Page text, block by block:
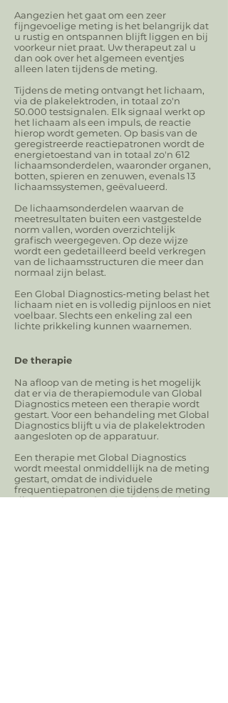
Aangezien het gaat om een zeer
fijngevoelige meting is het belangrijk dat
u rustig en ontspannen blijft liggen en bij
voorkeur niet praat. Uw therapeut zal u
dan ook over het algemeen eventjes
alleen laten tijdens de meting.
Tijdens de meting ontvangt het lichaam,
via de plakelektroden, in totaal zo'n
50.000 testsignalen. Elk signaal werkt op
het lichaam als een impuls, de reactie
hierop wordt gemeten. Op basis van de
geregistreerde reactiepatronen wordt de
energietoestand van in totaal zo'n 612
lichaamsonderdelen, waaronder organen,
botten, spieren en zenuwen, evenals 13
lichaamssystemen, geëvalueerd.
De lichaamsonderdelen waarvan de
meetresultaten buiten een vastgestelde
norm vallen, worden overzichtelijk
grafisch weergegeven. Op deze wijze
wordt een gedetailleerd beeld verkregen
van de lichaamsstructuren die meer dan
normaal zijn belast.
Een Global Diagnostics-meting belast het
lichaam niet en is volledig pijnloos en niet
voelbaar. Slechts een enkeling zal een
lichte prikkeling kunnen waarnemen.
De therapie
Na afloop van de meting is het mogelijk
dat er via de therapiemodule van Global
Diagnostics meteen een therapie wordt
gestart. Voor een behandeling met Global
Diagnostics blijft u via de plakelektroden
aangesloten op de apparatuur.
Een therapie met Global Diagnostics
wordt meestal onmiddellijk na de meting
gestart, omdat de individuele
frequentiepatronen die tijdens de meting
zijn geregistreerd onderdeel uitmaken